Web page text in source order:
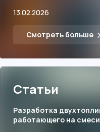
13.02.2026
Смотреть больше
Статьи
Разработка
работающего на